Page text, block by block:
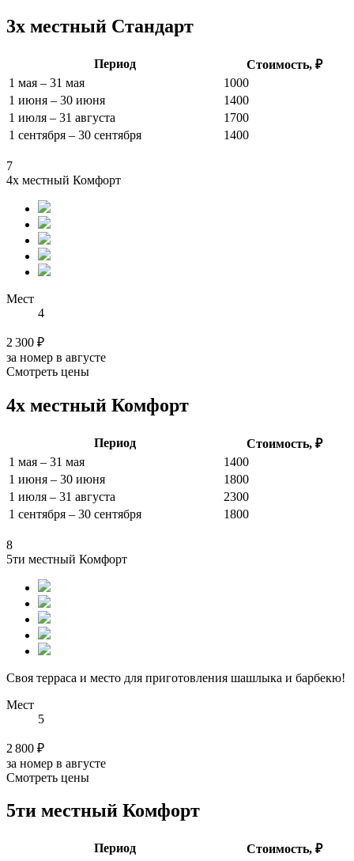
3х местный Стандарт
Период
Стоимость, ₽
1 мая – 31 мая
1000
1 июня – 30 июня
1400
1 июля – 31 августа
1700
1 сентября – 30 сентября
1400
7
4х местный Комфорт
Мест
4
2 300 ₽
за номер в августе
Смотреть цены
4х местный Комфорт
Период
Стоимость, ₽
1 мая – 31 мая
1400
1 июня – 30 июня
1800
1 июля – 31 августа
2300
1 сентября – 30 сентября
1800
8
5ти местный Комфорт
Своя терраса и место для приготовления шашлыка и барбекю!
Мест
5
2 800 ₽
за номер в августе
Смотреть цены
5ти местный Комфорт
Период
Стоимость, ₽